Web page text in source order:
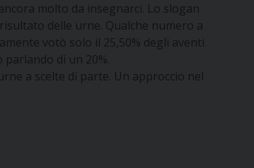
molto da insegnarci. Lo slogan
delle urne. Qualche numero a
votò solo il 25,50% degli aventi
di un 20%.
a scelte di parte. Un approccio nel